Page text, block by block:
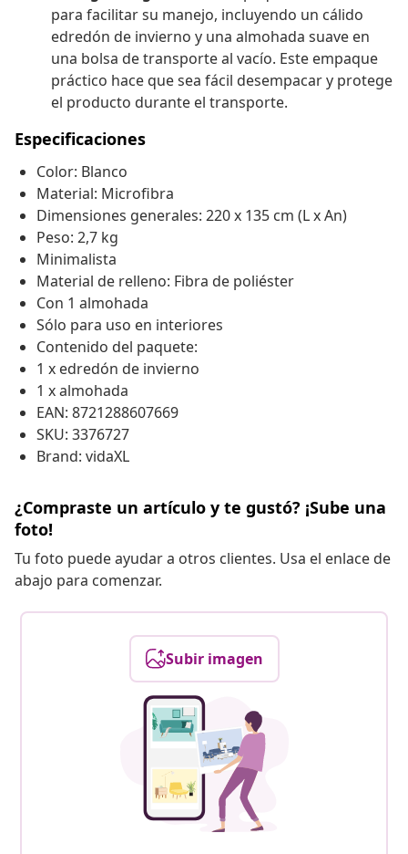
para facilitar su manejo, incluyendo un cálido
edredón de invierno y una almohada suave en
una bolsa de transporte al vacío. Este empaque
práctico hace que sea fácil desempacar y protege
el producto durante el transporte.
Especificaciones
Color: Blanco
Material: Microfibra
Dimensiones generales: 220 x 135 cm (L x An)
Peso: 2,7 kg
Minimalista
Material de relleno: Fibra de poliéster
Con 1 almohada
Sólo para uso en interiores
Contenido del paquete:
1 x edredón de invierno
1 x almohada
EAN: 8721288607669
SKU: 3376727
Brand: vidaXL
¿Compraste un artículo y te gustó? ¡Sube una
foto!
Tu foto puede ayudar a otros clientes. Usa el enlace de
abajo para comenzar.
Subir imagen